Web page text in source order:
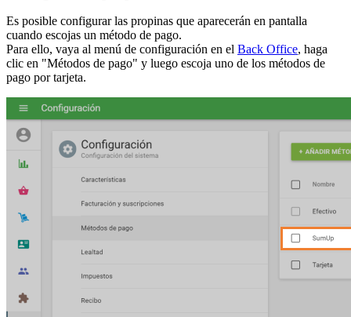
Es posible configurar las propinas que aparecerán en pantalla
cuando escojas un método de pago.
Para ello, vaya al menú de configuración en el Back Office, haga
clic en "Métodos de pago" y luego escoja uno de los métodos de
pago por tarjeta.